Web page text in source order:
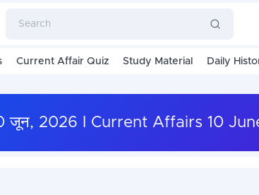
Current Affair Quiz Study Material Daily
जून, 2026 I Current Affairs 10